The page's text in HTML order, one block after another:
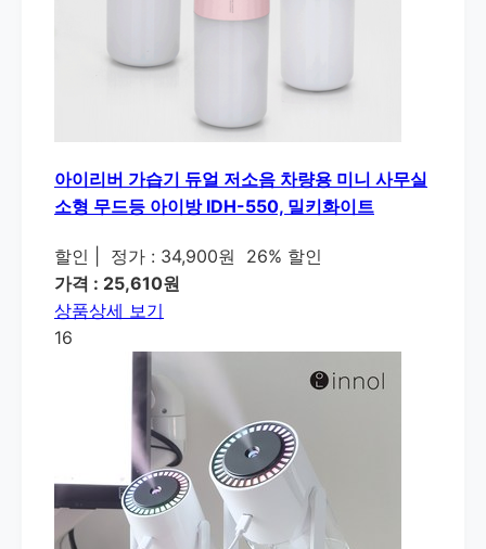
아이리버 가습기 듀얼 저소음 차량용 미니 사무실
소형 무드등 아이방 IDH-550, 밀키화이트
할인 정가 : 34,900원
26% 할인
가격 : 25,610원
상품상세 보기
16